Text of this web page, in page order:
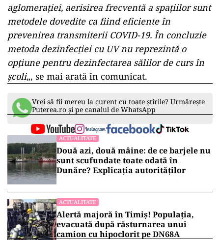
aglomeraţiei, aerisirea frecventă a spaţiilor sunt
metodele dovedite ca fiind eficiente în
prevenirea transmiterii COVID-19. În concluzie
metoda dezinfecţiei cu UV nu reprezintă o
opţiune pentru dezinfectarea sălilor de curs în
şcoli„, se mai arată în comunicat.
Vrei să fii mereu la curent cu toate știrile? Urmărește
Puterea.ro și pe canalul de WhatsApp
ACTUALITATE
Două azi, două mâine: de ce barjele nu
sunt scufundate toate odată în
Dunăre? Explicația autorităților
ACTUALITATE
Alertă majoră în Timiș! Populația,
evacuată după răsturnarea unui
camion cu hipoclorit pe DN68A